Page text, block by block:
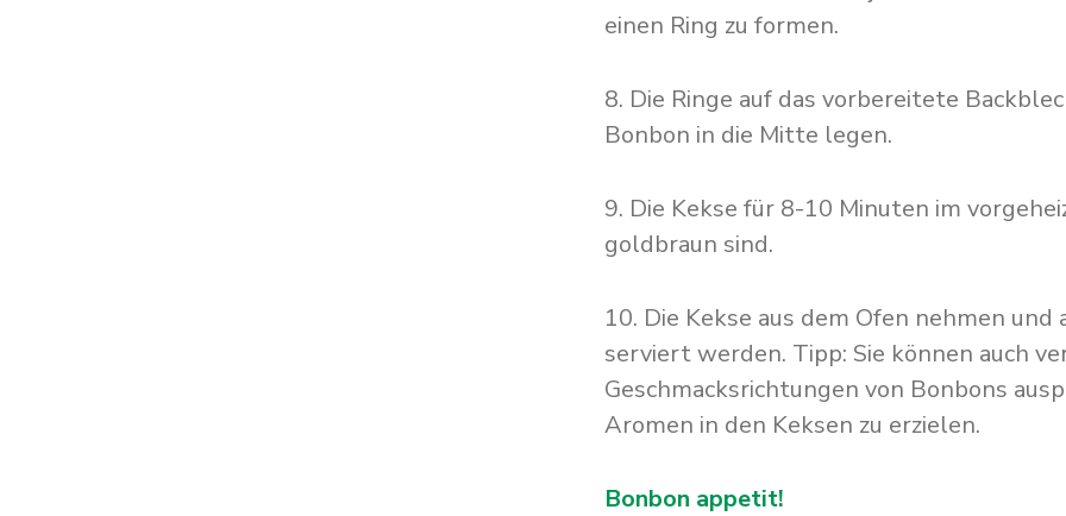
einen Ring zu formen.
8. Die Ringe auf das vorbereitete
Bonbon in die Mitte legen.
9. Die Kekse für 8-10 Minuten im
goldbraun sind.
10. Die Kekse aus dem Ofen nehmen
serviert werden. Tipp: Sie können auch
Geschmacksrichtungen von Bonbons
Aromen in den Keksen zu erzielen.
Bonbon appetit!